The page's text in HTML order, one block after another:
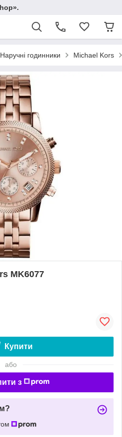
Наручні годинники Michael Kors
MK6077
Купити
або
з